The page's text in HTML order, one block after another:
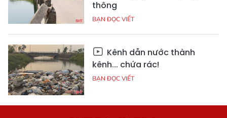
thông
BẠN ĐỌC VIẾT
Kênh dẫn nước thành
kênh... chứa rác!
BẠN ĐỌC VIẾT